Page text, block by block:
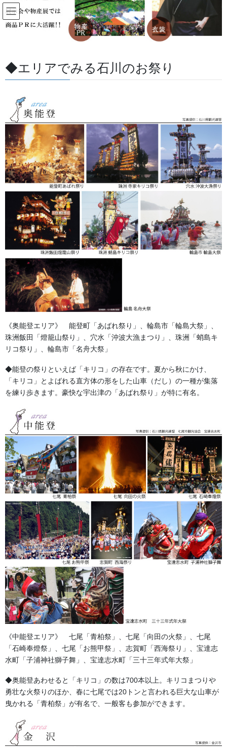
コ
ン
テ
移
動
ナ
ビ
ゲ
ン
に
製作事例
法被・半纏の製作事例
祭り前掛けの製作事例
祭りその他の製作事例
提灯修理例
薙刀・太刀塗直し
獅子蚊帳
幕
法被・半纏の製作事例
法被
綿100％ タッサーブロード
染め
◆エリアでみる石川のお祭り
《奥能登エリア》 能登町「あばれ祭り」、輪島市「輪島大祭」、
珠洲飯田「燈籠山祭り」、穴水「沖波大漁まつり」、珠洲「蛸島キ
リコ祭り」、輪島市「名舟大祭」
◆能登の祭りといえば「キリコ」の存在です。夏から秋にかけ、
「キリコ」とよばれる直方体の形をした山車（だし）の一種が集落
を練り歩きます。豪快な宇出津の「あばれ祭り」が特に有名。
《中能登エリア》 七尾「青柏祭」、七尾「向田の火祭」、七尾
「石崎奉燈祭」、七尾「お熊甲祭」、志賀町「西海祭り」、宝達志
水町「子浦神社獅子舞」、宝達志水町「三十三年式年大祭」
◆奥能登あわせると「キリコ」の数は700本以上。キリコまつりや
勇壮な火祭りのほか、春に七尾では20トンと言われる巨大な山車が
曳かれる「青柏祭」が有名で、一般客も参加ができます。